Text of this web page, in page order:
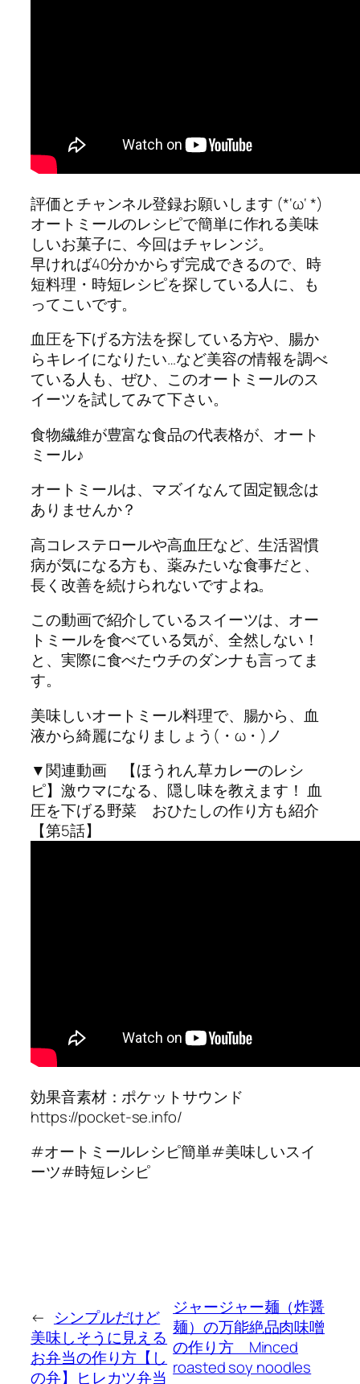
評価とチャンネル登録お願いします (*‘ω‘ *)
オートミールのレシピで簡単に作れる美味
しいお菓子に、今回はチャレンジ。
早ければ40分かからず完成できるので、時
短料理・時短レシピを探している人に、も
ってこいです。
血圧を下げる方法を探している方や、腸か
らキレイになりたい…など美容の情報を調べ
ている人も、ぜひ、このオートミールのス
イーツを試してみて下さい。
食物繊維が豊富な食品の代表格が、オート
ミール♪
オートミールは、マズイなんて固定観念は
ありませんか？
高コレステロールや高血圧など、生活習慣
病が気になる方も、薬みたいな食事だと、
長く改善を続けられないですよね。
この動画で紹介しているスイーツは、オー
トミールを食べている気が、全然しない！
と、実際に食べたウチのダンナも言ってま
す。
美味しいオートミール料理で、腸から、血
液から綺麗になりましょう(・ω・)ノ
▼関連動画 【ほうれん草カレーのレシ
ピ】激ウマになる、隠し味を教えます！ 血
圧を下げる野菜 おひたしの作り方も紹介
【第5話】
効果音素材：ポケットサウンド
https://pocket-se.info/
#オートミールレシピ簡単#美味しいスイ
ーツ#時短レシピ
← シンプルだけど
美味しそうに見える
お弁当の作り方【し
の弁】ヒレカツ弁当
ジャージャー麺（炸醤
麺）の万能絶品肉味噌
の作り方 Minced
roasted soy noodles